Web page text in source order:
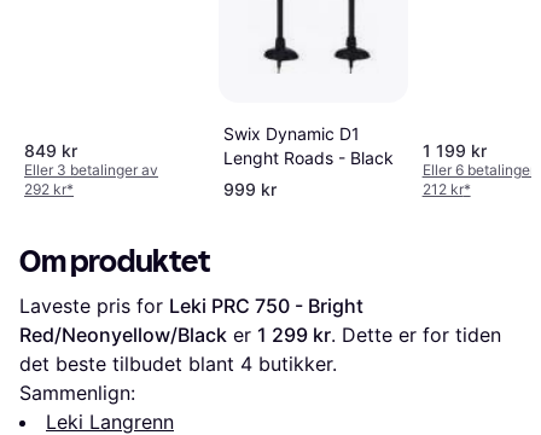
849 kr
Eller 3 betalinger av
292 kr*
Swix Dynamic D1
Lenght Roads - Black
999 kr
1 199 kr
Eller 6 betalinger
212 kr*
Om produktet
Laveste pris for Leki PRC 750 - Bright
Red/Neonyellow/Black er 1 299 kr. Dette er for tiden
det beste tilbudet blant 4 butikker.
Sammenlign:
Leki Langrenn